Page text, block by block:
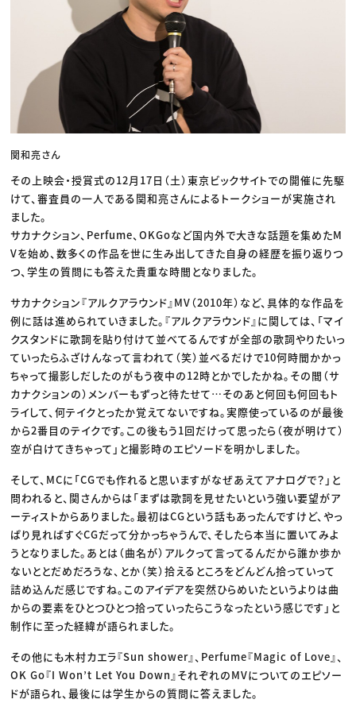
関和亮さん
その上映会・授賞式の12月17日（土）東京ビックサイトでの開催に先駆
けて、審査員の一人である関和亮さんによるトークショーが実施され
ました。
サカナクション、Perfume、OKGoなど国内外で大きな話題を集めたM
Vを始め、数多くの作品を世に生み出してきた自身の経歴を振り返りつ
つ、学生の質問にも答えた貴重な時間となりました。
サカナクション『アルクアラウンド』MV（2010年）など、具体的な作品を
例に話は進められていきました。『アルクアラウンド』に関しては、「マイ
クスタンドに歌詞を貼り付けて並べてるんですが全部の歌詞やりたいっ
ていったらふざけんなって言われて（笑）並べるだけで10何時間かかっ
ちゃって撮影しだしたのがもう夜中の12時とかでしたかね。その間（サ
カナクションの）メンバーもずっと待たせて…そのあと何回も何回もト
ライして、何テイクとったか覚えてないですね。実際使っているのが最後
から2番目のテイクです。この後もう1回だけって思ったら（夜が明けて）
空が白けてきちゃって」と撮影時のエピソードを明かしました。
そして、MCに「CGでも作れると思いますがなぜあえてアナログで？」と
問われると、関さんからは「まずは歌詞を見せたいという強い要望がア
ーティストからありました。最初はCGという話もあったんですけど、やっ
ぱり見ればすぐCGだって分かっちゃうんで、そしたら本当に置いてみよ
うとなりました。あとは（曲名が）アルクって言ってるんだから誰か歩か
ないととだめだろうな、とか（笑）拾えるところをどんどん拾っていって
詰め込んだ感じですね。このアイデアを突然ひらめいたというよりは曲
からの要素をひとつひとつ拾っていったらこうなったという感じです」と
制作に至った経緯が語られました。
その他にも木村カエラ『Sun shower』、Perfume『Magic of Love』、
OK Go『I Won’t Let You Down』それぞれのMVについてのエピソー
ドが語られ、最後には学生からの質問に答えました。